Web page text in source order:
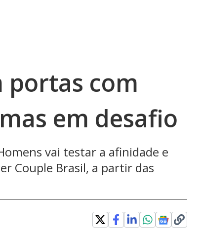
portas com
em desafio
vai testar a afinidade e
Couple Brasil, a partir das